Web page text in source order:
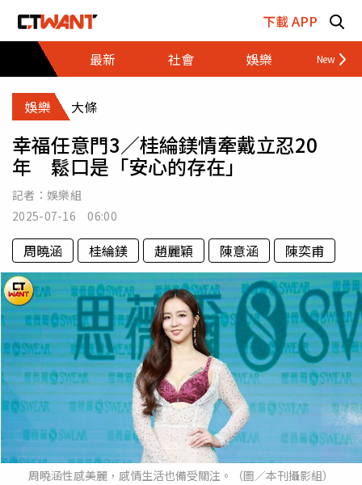
下載 APP
最新
社會 娛樂 財經
娛樂 大條
幸福任意門3／桂綸鎂情牽戴立忍20
年 鬆口是「安心的存在」
記者： 娛樂組
2025-07-16 06:00
周曉涵 桂綸鎂 趙麗穎 陳意涵 陳奕甫
周曉涵性感美麗，感情生活也備受關注。（圖／本刊攝影組）